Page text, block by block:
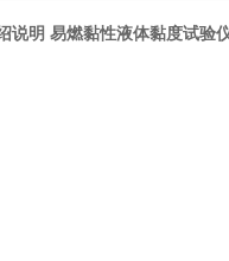
说明 易燃黏性液体黏度试验